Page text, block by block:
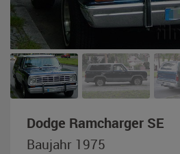
Dodge Ramcharger SE,
Baujahr 1975